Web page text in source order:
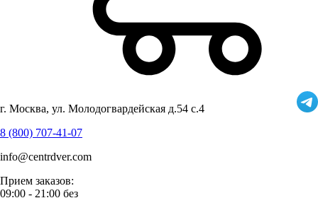
г. Москва, ул. Молодогвардейская д.54 с.4
8 (800) 707-41-07
info@centrdver.com
Прием заказов:
09:00 - 21:00 без